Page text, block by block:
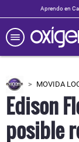
Aprendo en
MOVIDA
Edison
posible